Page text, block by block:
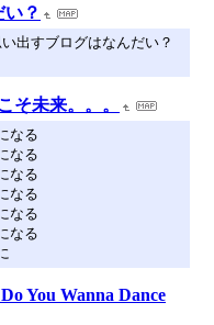
？
出すブログはなんだい？
そ未来。。。
なる
なる
なる
なる
なる
なる
You Wanna Dance